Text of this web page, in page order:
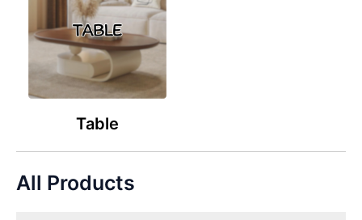
Table
All Products